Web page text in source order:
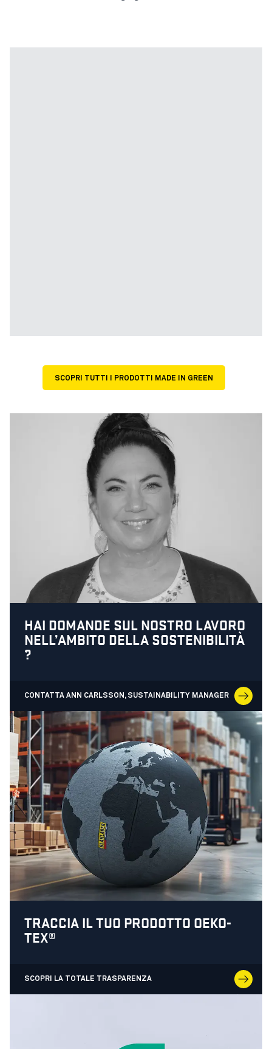
SCOPRI TUTTI I PRODOTTI MADE IN GREEN
HAI DOMANDE SUL NOSTRO LAVORO
NELL’AMBITO DELLA SOSTENIBILITÀ
?
CONTATTA ANN CARLSSON, SUSTAINABILITY MANAGER
TRACCIA IL TUO PRODOTTO OEKO-
TEX®
SCOPRI LA TOTALE TRASPARENZA